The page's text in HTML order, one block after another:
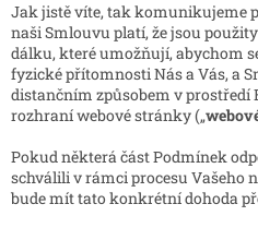
Jak jistě víte, tak komunikujeme
naši Smlouvu platí, že jsou
dálku, které umožňují, abychom
fyzické přítomnosti Nás a Vás, a
distančním způsobem v prostředí
rozhraní webové stránky („
Pokud některá část Podmínek
schválili v rámci procesu Vašeho
bude mít tato konkrétní dohoda